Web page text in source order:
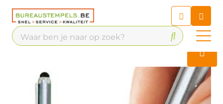
Chat 24/7 met onze chatbot
voor hulp
Contact